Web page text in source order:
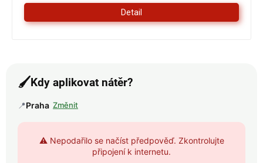
Detail
🖌️Kdy aplikovat nátěr?
📍Praha Změnit
⚠️ Nepodařilo se načíst předpověď. Zkontrolujte
připojení k internetu.